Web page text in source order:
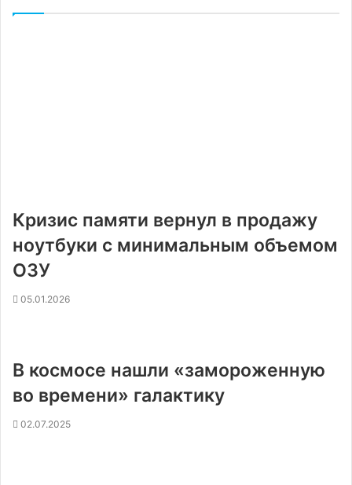
Кризис памяти вернул в продажу
ноутбуки с минимальным объемом
ОЗУ
05.01.2026
В космосе нашли «замороженную
во времени» галактику
02.07.2025